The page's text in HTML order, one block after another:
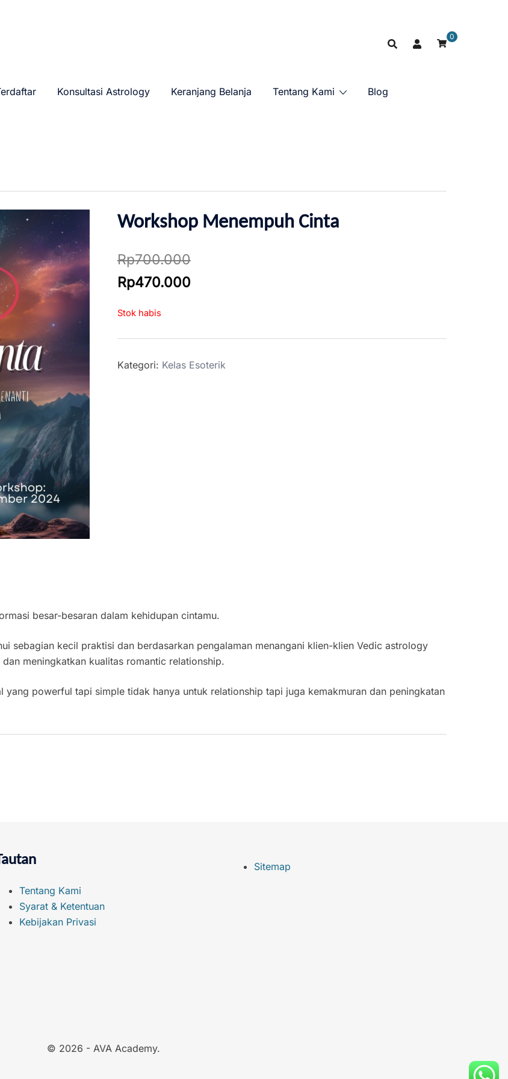
0
Konsultasi Astrology Keranjang Belanja Tentang Kami Blog
Workshop Menempuh Cinta
Rp700.000
Rp470.000
Stok habis
Kategori: Kelas Esoterik
besar-besaran dalam kehidupan cintamu.
sebagian kecil praktisi dan berdasarkan pengalaman menangani klien-klien Vedic astrology
meningkatkan kualitas romantic relationship.
powerful tapi simple tidak hanya untuk relationship tapi juga kemakmuran dan peningkatan
Tentang Kami
Syarat & Ketentuan
Kebijakan Privasi
Sitemap
© 2026 - AVA Academy.